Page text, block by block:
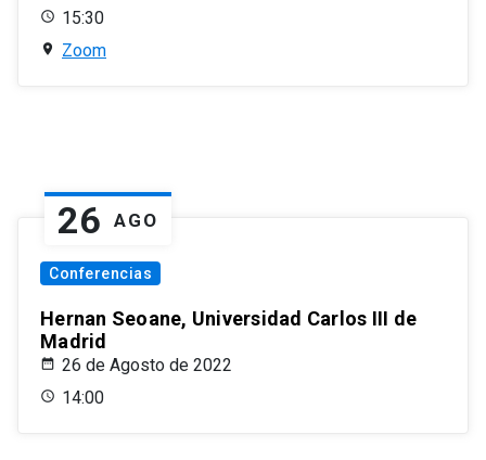
15:30
Zoom
26 AGO
Conferencias
Hernan Seoane, Universidad Carlos III de
Madrid
26 de Agosto de 2022
14:00